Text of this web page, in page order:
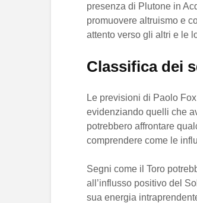
presenza di Plutone in
promuovere altruismo e
attento verso gli altri e le
Classifica dei
Le previsioni di Paolo
evidenziando quelli che
potrebbero affrontare
comprendere come le
Segni come il Toro
all’influsso positivo del
sua energia